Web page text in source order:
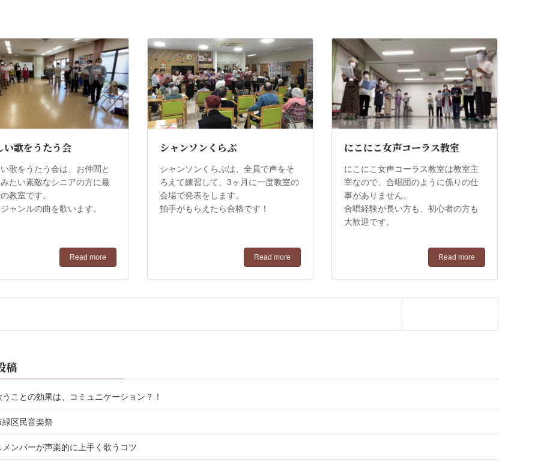
い歌をうたう会
歌をうたう会は、お仲間と
たい素敵なシニアの方に最
教室です。
ャンルの曲を歌います。
Read more
シャンソンくらぶ
シャンソンくらぶは、全員で声をそ
ろえて練習して、3ヶ月に一度教室の
会場で発表をします。
拍手がもらえたら合格です！
Read more
にこにこ女声コーラス教室
にこにこ女声コーラス教室は教室主
宰なので、合唱団のように係りの仕
事がありません。
合唱経験が長い方も、初心者の方も
大歓迎です。
Read more
稿
ことの効果は、コミュニケーション？！
緑区民音楽祭
メンバーが声楽的に上手く歌うコツ